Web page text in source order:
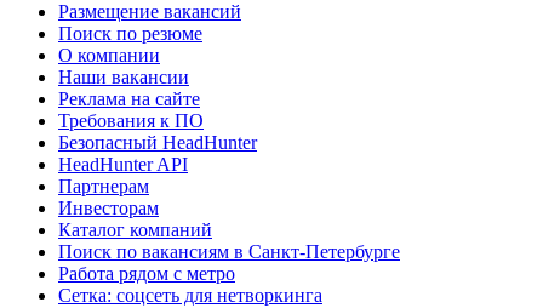
Размещение вакансий
Поиск по резюме
О компании
Наши вакансии
Реклама на сайте
Требования к ПО
Безопасный HeadHunter
HeadHunter API
Партнерам
Инвесторам
Каталог компаний
Поиск по вакансиям в Санкт-Петербурге
Работа рядом с метро
Сетка: соцсеть для нетворкинга